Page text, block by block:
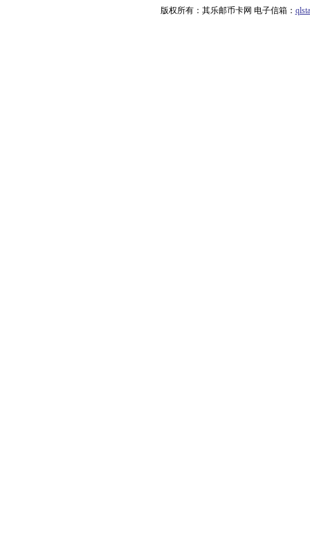
版权所有：其乐邮币卡网 电子信箱：